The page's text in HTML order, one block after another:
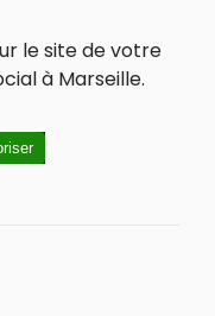
le site de votre
à Marseille.